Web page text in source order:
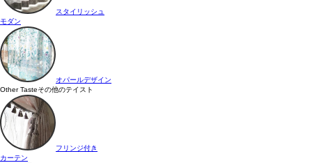
スタイリッシュ
モダン
オパールデザイン
Other Tasteその他のテイスト
フリンジ付き
カーテン